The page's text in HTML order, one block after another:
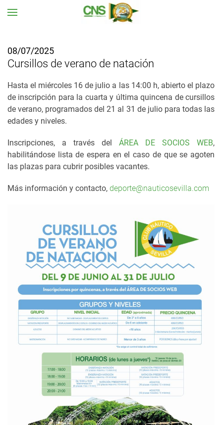
08/07/2025
Cursillos de verano de natación
Hasta el miércoles 16 de julio a las 14:00 h, abierto el plazo
de inscripción para la cuarta y última quincena de cursillos
de verano, programados del 21 al 31 de julio para todas las
edades y niveles.
Inscripciones, a través del ÁREA DE SOCIOS WEB,
habilitándose lista de espera en el caso de que se agoten
las plazas para cubrir posibles vacantes.
Más información y contacto, deporte@nauticosevilla.com